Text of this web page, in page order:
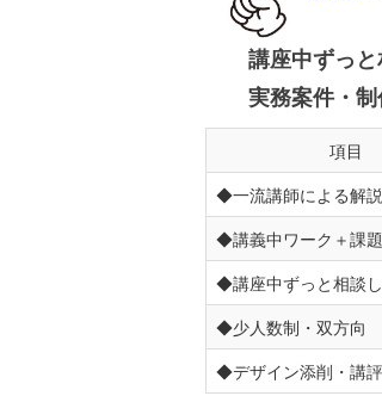
講座中ずっと
実務案件・制
項目
◆一流講師による解説
◆講義中ワーク＋課
◆講座中ずっと相談
◆少人数制・双方向
◆デザイン添削・講評